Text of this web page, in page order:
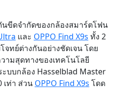
นขีดจำกัดของกล้องสมาร์ตโฟน
และ OPPO Find X9s ทั้ง 2
ทย์ต่างกันอย่างชัดเจน โดย
ามสุดทางของเทคโนโลยี
บบกล้อง Hasselblad Master
เท่า ส่วน OPPO Find X9s โดด